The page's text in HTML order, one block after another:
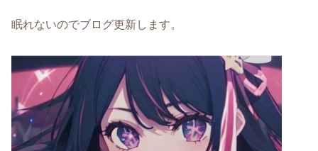
眠れないのでブログ更新します。